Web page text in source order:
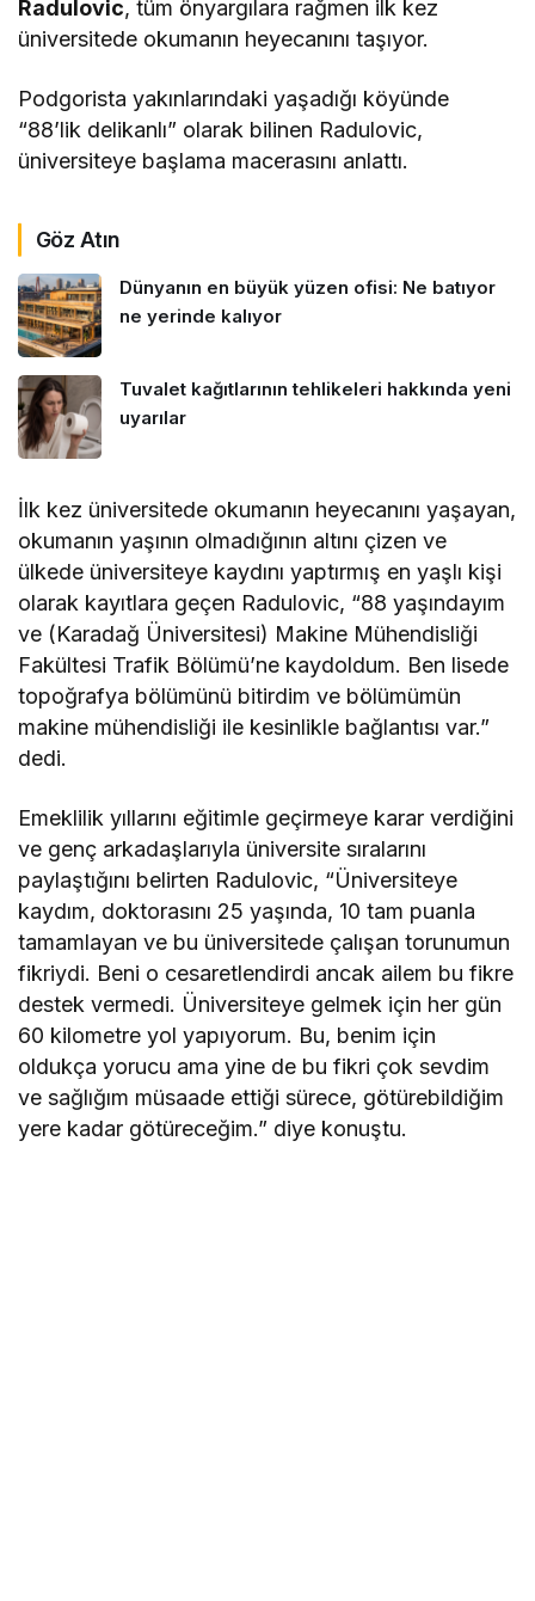
Radulovic, tüm önyargılara rağmen ilk kez
üniversitede okumanın heyecanını taşıyor.
Podgorista yakınlarındaki yaşadığı köyünde
“88’lik delikanlı” olarak bilinen Radulovic,
üniversiteye başlama macerasını anlattı.
Göz Atın
Dünyanın en büyük yüzen ofisi: Ne batıyor
ne yerinde kalıyor
Tuvalet kağıtlarının tehlikeleri hakkında yeni
uyarılar
İlk kez üniversitede okumanın heyecanını yaşayan,
okumanın yaşının olmadığının altını çizen ve
ülkede üniversiteye kaydını yaptırmış en yaşlı kişi
olarak kayıtlara geçen Radulovic, “88 yaşındayım
ve (Karadağ Üniversitesi) Makine Mühendisliği
Fakültesi Trafik Bölümü’ne kaydoldum. Ben lisede
topoğrafya bölümünü bitirdim ve bölümümün
makine mühendisliği ile kesinlikle bağlantısı var.”
dedi.
Emeklilik yıllarını eğitimle geçirmeye karar verdiğini
ve genç arkadaşlarıyla üniversite sıralarını
paylaştığını belirten Radulovic, “Üniversiteye
kaydım, doktorasını 25 yaşında, 10 tam puanla
tamamlayan ve bu üniversitede çalışan torunumun
fikriydi. Beni o cesaretlendirdi ancak ailem bu fikre
destek vermedi. Üniversiteye gelmek için her gün
60 kilometre yol yapıyorum. Bu, benim için
oldukça yorucu ama yine de bu fikri çok sevdim
ve sağlığım müsaade ettiği sürece, götürebildiğim
yere kadar götüreceğim.” diye konuştu.